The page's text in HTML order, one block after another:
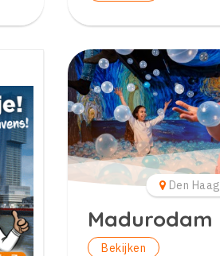
Den Haag
Madurodam
Bekijken